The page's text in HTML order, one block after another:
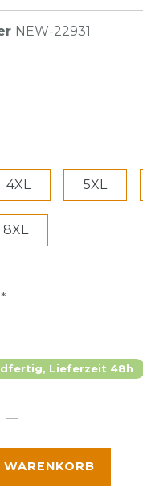
NEW-22931
4XL 5XL
8XL
*
Lieferzeit 48h
WARENKORB